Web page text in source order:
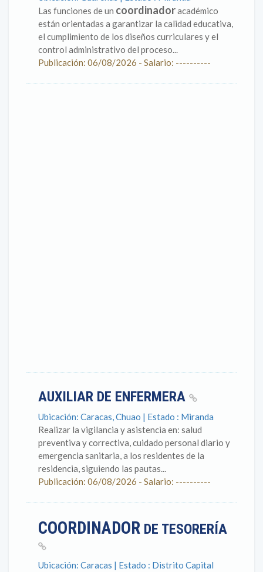
Las funciones de un coordinadoracadémico
están orientadas a garantizar la calidad educativa,
el cumplimiento de los diseños curriculares y el
control administrativo del proceso...
Publicación: 06/08/2026 - Salario: ----------
AUXILIAR DE ENFERMERA
Ubicación: Caracas, Chuao | Estado : Miranda
Realizar la vigilancia y asistencia en: salud
preventiva y correctiva, cuidado personal diario y
emergencia sanitaria, a los residentes de la
residencia, siguiendo las pautas...
Publicación: 06/08/2026 - Salario: ----------
COORDINADOR DE TESORERÍA
Ubicación: Caracas | Estado : Distrito Capital